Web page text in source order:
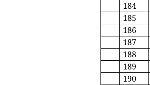
184
185
186
187
188
189
190